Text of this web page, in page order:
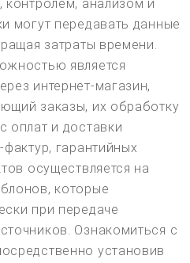
контролем, анализом и
могут передавать данные
затраты времени.
является
интернет-магазин,
заказы, их обработку
оплат и доставки
гарантийных
осуществляется на
которые
при передаче
Ознакомиться с
установив